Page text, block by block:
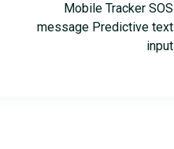
Mobile Tracker SOS
message Predictive text
input